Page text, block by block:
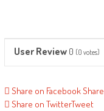
User Review 0 (0 votes)
Share on FacebookShare
Share on TwitterTweet